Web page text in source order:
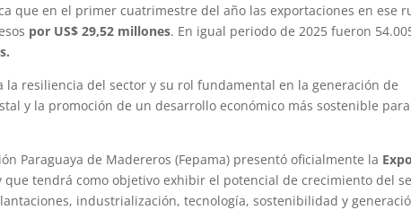
que en el primer cuatrimestre del año las exportaciones en ese
por US$ 29,52 millones. En igual periodo de 2025 fueron
la resiliencia del sector y su rol fundamental en la generación de
y la promoción de un desarrollo económico más sostenible
Paraguaya de Madereros (Fepama) presentó oficialmente la Expo
que tendrá como objetivo exhibir el potencial de crecimiento del
industrialización, tecnología, sostenibilidad y